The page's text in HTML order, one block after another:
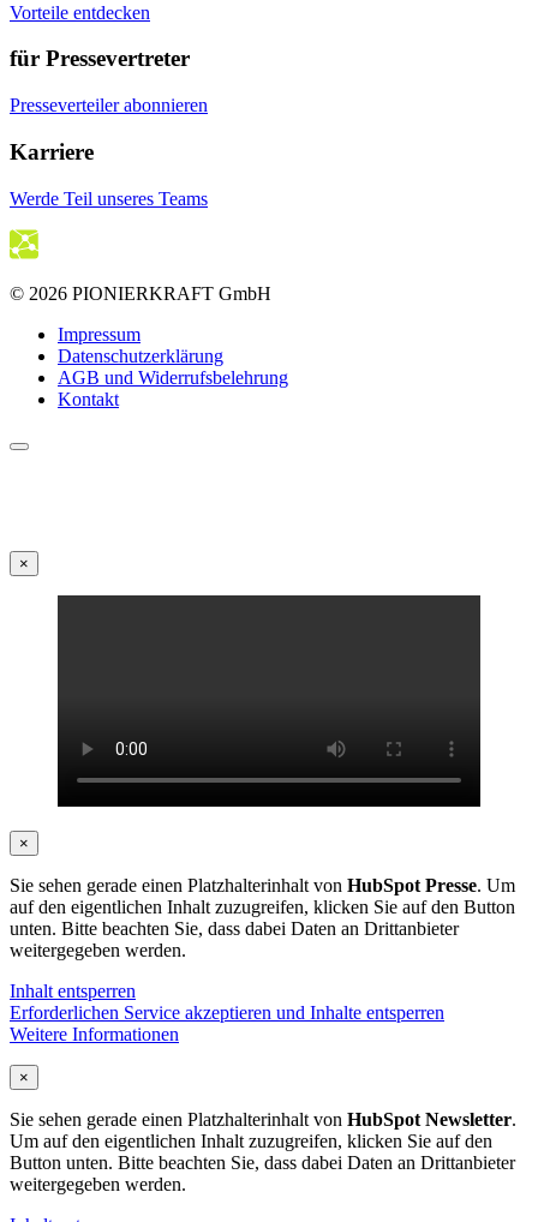
Vorteile entdecken
für Pressevertreter
Presseverteiler abonnieren
Karriere
Werde Teil unseres Teams
© 2026 PIONIERKRAFT GmbH
Impressum
Datenschutzerklärung
AGB und Widerrufsbelehrung
Kontakt
×
×
Sie sehen gerade einen Platzhalterinhalt von HubSpot Presse. Um
auf den eigentlichen Inhalt zuzugreifen, klicken Sie auf den Button
unten. Bitte beachten Sie, dass dabei Daten an Drittanbieter
weitergegeben werden.
Inhalt entsperren
Erforderlichen Service akzeptieren und Inhalte entsperren
Weitere Informationen
×
Sie sehen gerade einen Platzhalterinhalt von HubSpot Newsletter.
Um auf den eigentlichen Inhalt zuzugreifen, klicken Sie auf den
Button unten. Bitte beachten Sie, dass dabei Daten an Drittanbieter
weitergegeben werden.